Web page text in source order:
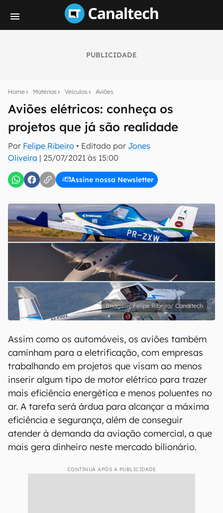
PUBLICIDADE
Home Matérias Veículos Aviões
Aviões elétricos: conheça os
projetos que já são realidade
Por Felipe Ribeiro • Editado por Jones
Oliveira | 25/07/2021 às 15:00
Assine nossa Newsletter
notícias e reviews sobre tecnologia em primeira
mão.
E-mail
Uso e Política de Privacidade do Canaltech.
Felipe Ribeiro/ Canaltech
Assim como os automóveis, os aviões também
caminham para a eletrificação, com empresas
trabalhando em projetos que visam ao menos
inserir algum tipo de motor elétrico para trazer
mais eficiência energética e menos poluentes no
ar. A tarefa será árdua para alcançar a máxima
eficiência e segurança, além de conseguir
atender à demanda da aviação comercial, a que
mais gera dinheiro neste mercado bilionário.
CONTINUA APÓS A PUBLICIDADE